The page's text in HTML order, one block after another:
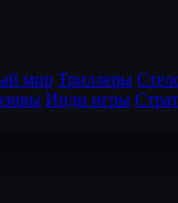
мир Триллеры
Инди игры